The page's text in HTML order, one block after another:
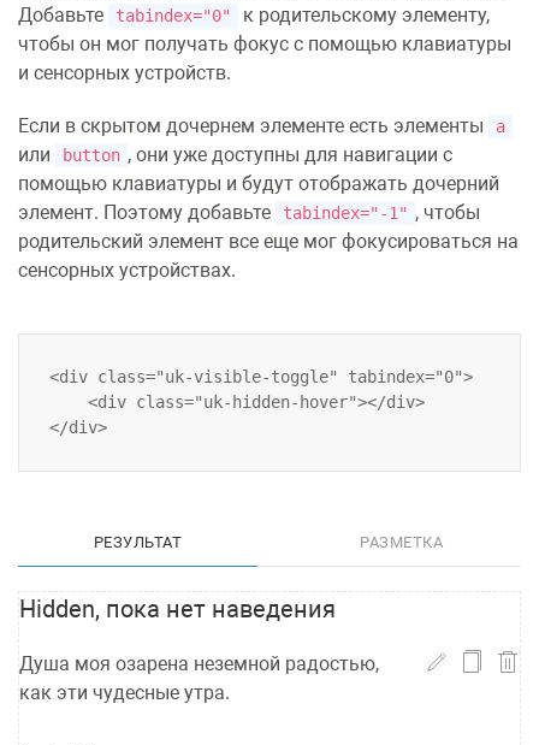
Добавьте
tabindex="0"
к родительскому элементу,
чтобы он мог получать фокус с помощью клавиатуры
и сенсорных устройств.
Если в скрытом дочернем элементе есть элементы a
или button , они уже доступны для навигации с
помощью клавиатуры и будут отображать дочерний
элемент. Поэтому добавьте
tabindex="-1" , чтобы
родительский элемент все еще мог фокусироваться на
сенсорных устройствах.
<div class="uk-visible-toggle" tabindex="0">
    <div class="uk-hidden-hover"></div>
РЕЗУЛЬТАТ РАЗМЕТКА
Hidden, пока нет наведения
Душа моя озарена неземной радостью,
как эти чудесные утра.